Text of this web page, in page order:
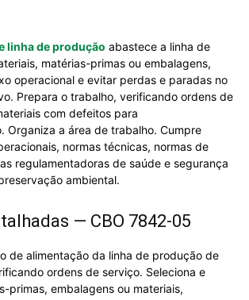
linha de produção abastece a linha de
matérias-primas ou embalagens,
operacional e evitar perdas e paradas no
Prepara o trabalho, verificando ordens de
com defeitos para
Organiza a área de trabalho. Cumpre
normas técnicas, normas de
regulamentadoras de saúde e segurança
ambiental.
— CBO 7842-05
de alimentação da linha de produção de
ordens de serviço. Seleciona e
primas, embalagens ou materiais,